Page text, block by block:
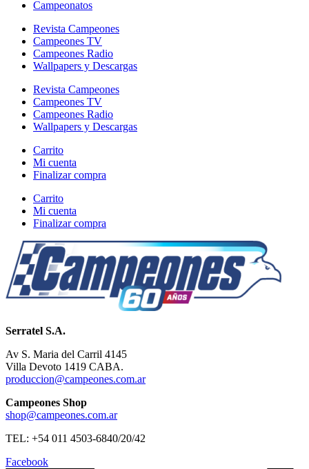
Campeonatos
Revista Campeones
Campeones TV
Campeones Radio
Wallpapers y Descargas
Revista Campeones
Campeones TV
Campeones Radio
Wallpapers y Descargas
Carrito
Mi cuenta
Finalizar compra
Carrito
Mi cuenta
Finalizar compra
Serratel S.A.
Av S. Maria del Carril 4145
Villa Devoto 1419 CABA.
produccion@campeones.com.ar
Campeones Shop
shop@campeones.com.ar
TEL: +54 011 4503-6840/20/42
Facebook